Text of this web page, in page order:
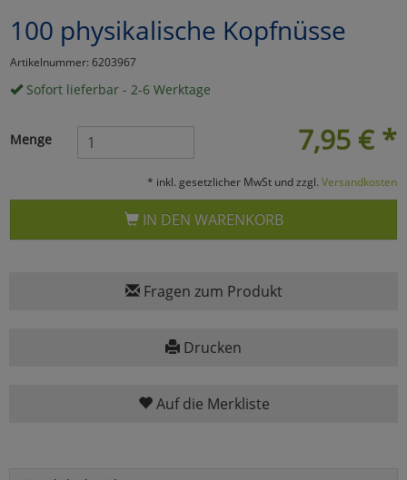
100 physikalische Kopfnüsse
Artikelnummer: 6203967
Sofort lieferbar - 2-6 Werktage
7,95 € *
Menge
* inkl. gesetzlicher MwSt und zzgl. Versandkosten
IN DEN WARENKORB
Fragen zum Produkt
Drucken
Auf die Merkliste
Marketing
Umfragetools
Cookies
Einstellungen speichern
zu Haupptseite